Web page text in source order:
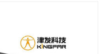
动作捕捉与生物力学